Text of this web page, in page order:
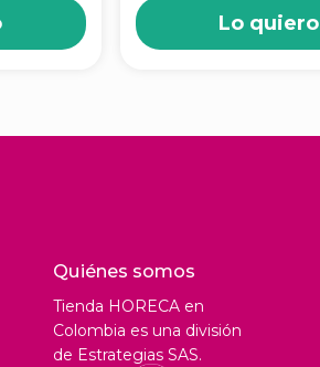
Lo quiero
Quiénes somos
Tienda HORECA en
Colombia es una división
de Estrategias SAS.